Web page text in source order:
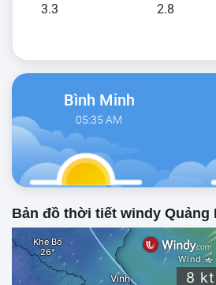
3.3 2.8
Bình Minh
05:35 AM
Bản đồ thời tiết windy Quảng